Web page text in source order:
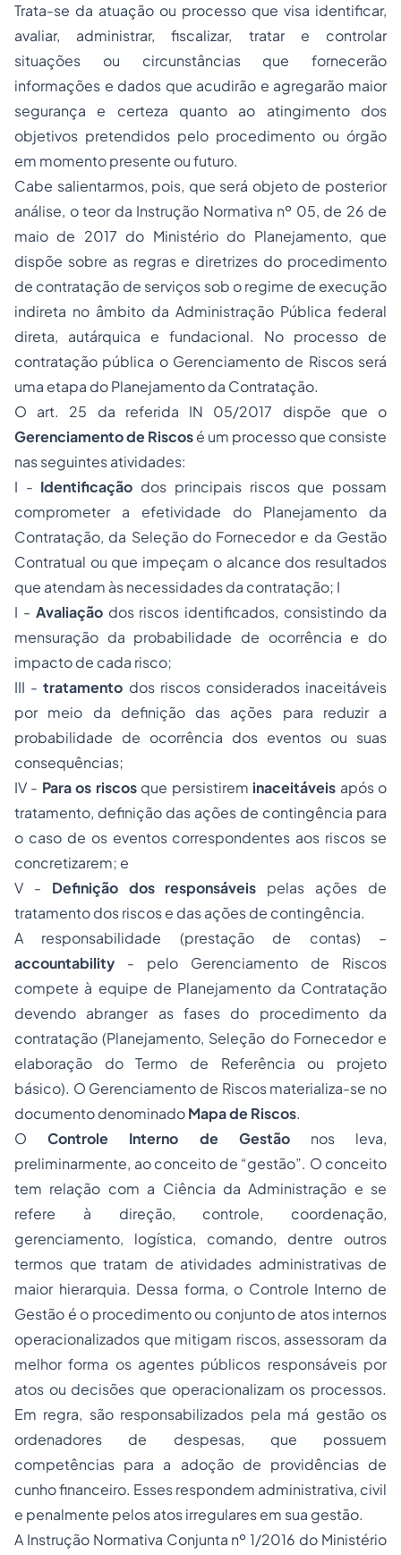
Trata-se da atuação ou processo que visa identificar,
avaliar, administrar, fiscalizar, tratar e controlar
situações ou circunstâncias que fornecerão
informações e dados que acudirão e agregarão maior
segurança e certeza quanto ao atingimento dos
objetivos pretendidos pelo procedimento ou órgão
em momento presente ou futuro.
Cabe salientarmos, pois, que será objeto de posterior
análise, o teor da Instrução Normativa nº 05, de 26 de
maio de 2017 do Ministério do Planejamento, que
dispõe sobre as regras e diretrizes do procedimento
de contratação de serviços sob o regime de execução
indireta no âmbito da Administração Pública federal
direta, autárquica e fundacional. No processo de
contratação pública o Gerenciamento de Riscos será
uma etapa do Planejamento da Contratação.
O art. 25 da referida IN 05/2017 dispõe que o
Gerenciamento de Riscosé um processo que consiste
nas seguintes atividades:
I - Identificação dos principais riscos que possam
comprometer a efetividade do Planejamento da
Contratação, da Seleção do Fornecedor e da Gestão
Contratual ou que impeçam o alcance dos resultados
que atendam às necessidades da contratação; I
I - Avaliaçãodos riscos identificados, consistindo da
mensuração da probabilidade de ocorrência e do
impacto de cada risco;
III -tratamento dos riscos considerados inaceitáveis
por meio da definição das ações para reduzir a
probabilidade de ocorrência dos eventos ou suas
consequências;
IV - Para os riscosque persistirem inaceitáveis após o
tratamento, definição das ações de contingência para
o caso de os eventos correspondentes aos riscos se
concretizarem; e
V - Definição dos responsáveis pelas ações de
tratamento dos riscos e das ações de contingência.
A responsabilidade (prestação de contas) –
accountability - pelo Gerenciamento de Riscos
compete à equipe de Planejamento da Contratação
devendo abranger as fases do procedimento da
contratação (Planejamento, Seleção do Fornecedor e
elaboração do Termo de Referência ou projeto
básico). O Gerenciamento de Riscos materializa-se no
documento denominadoMapa de Riscos.
OControle Interno de Gestãonos leva,
preliminarmente, ao conceito de “gestão”. O conceito
tem relação com a Ciência da Administração e se
refere à direção, controle, coordenação,
gerenciamento, logística, comando, dentre outros
termos que tratam de atividades administrativas de
maior hierarquia. Dessa forma, o Controle Interno de
Gestão é o procedimento ou conjunto de atos internos
operacionalizados que mitigam riscos, assessoram da
melhor forma os agentes públicos responsáveis por
atos ou decisões que operacionalizam os processos.
Em regra, são responsabilizados pela má gestão os
ordenadores de despesas, que possuem
competências para a adoção de providências de
cunho financeiro. Esses respondem administrativa, civil
e penalmente pelos atos irregulares em sua gestão.
A Instrução Normativa Conjunta nº 1/2016 do Ministério